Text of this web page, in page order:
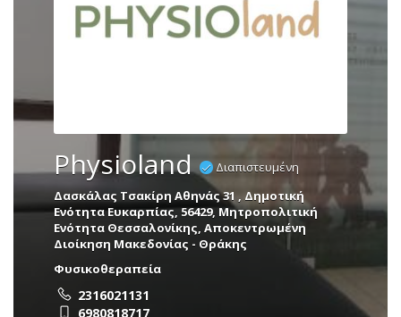
Physioland
Διαπιστευμένη
Δασκάλας Τσακίρη Αθηνάς 31 , Δημοτική
Ενότητα Ευκαρπίας, 56429, Μητροπολιτική
Ενότητα Θεσσαλονίκης, Αποκεντρωμένη
Διοίκηση Μακεδονίας - Θράκης
Φυσικοθεραπεία
2316021131
6980818717